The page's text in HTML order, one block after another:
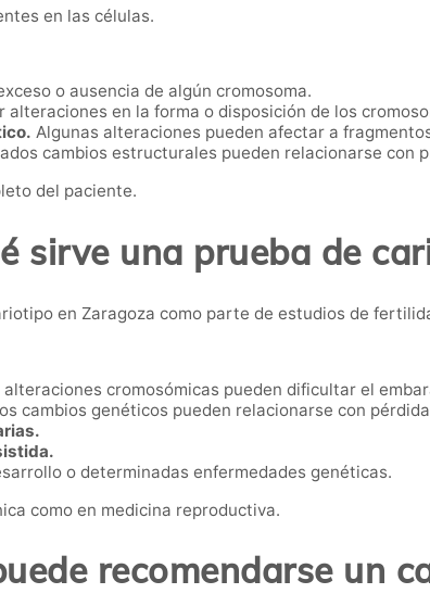
en las células.
o ausencia de algún cromosoma.
alteraciones en la forma o disposición de los
Algunas alteraciones pueden afectar a
cambios estructurales pueden relacionarse con
del paciente.
sirve una prueba de
en Zaragoza como parte de estudios de
alteraciones cromosómicas pueden dificultar el
cambios genéticos pueden relacionarse con
o determinadas enfermedades genéticas.
como en medicina reproductiva.
recomendarse un